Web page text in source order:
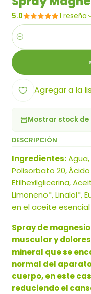
5.0 1 reseña
Cantidad
Agregar a la
Mostrar stock
DESCRIPCIÓN
Ingredientes:Agua,
Polisorbato 20,
Etilhexilglicerina,
Limoneno*, Linalol*,
en el aceite
Spray de
muscular y
mineral que se
normal del
cuerpo, en este
reduciendo el